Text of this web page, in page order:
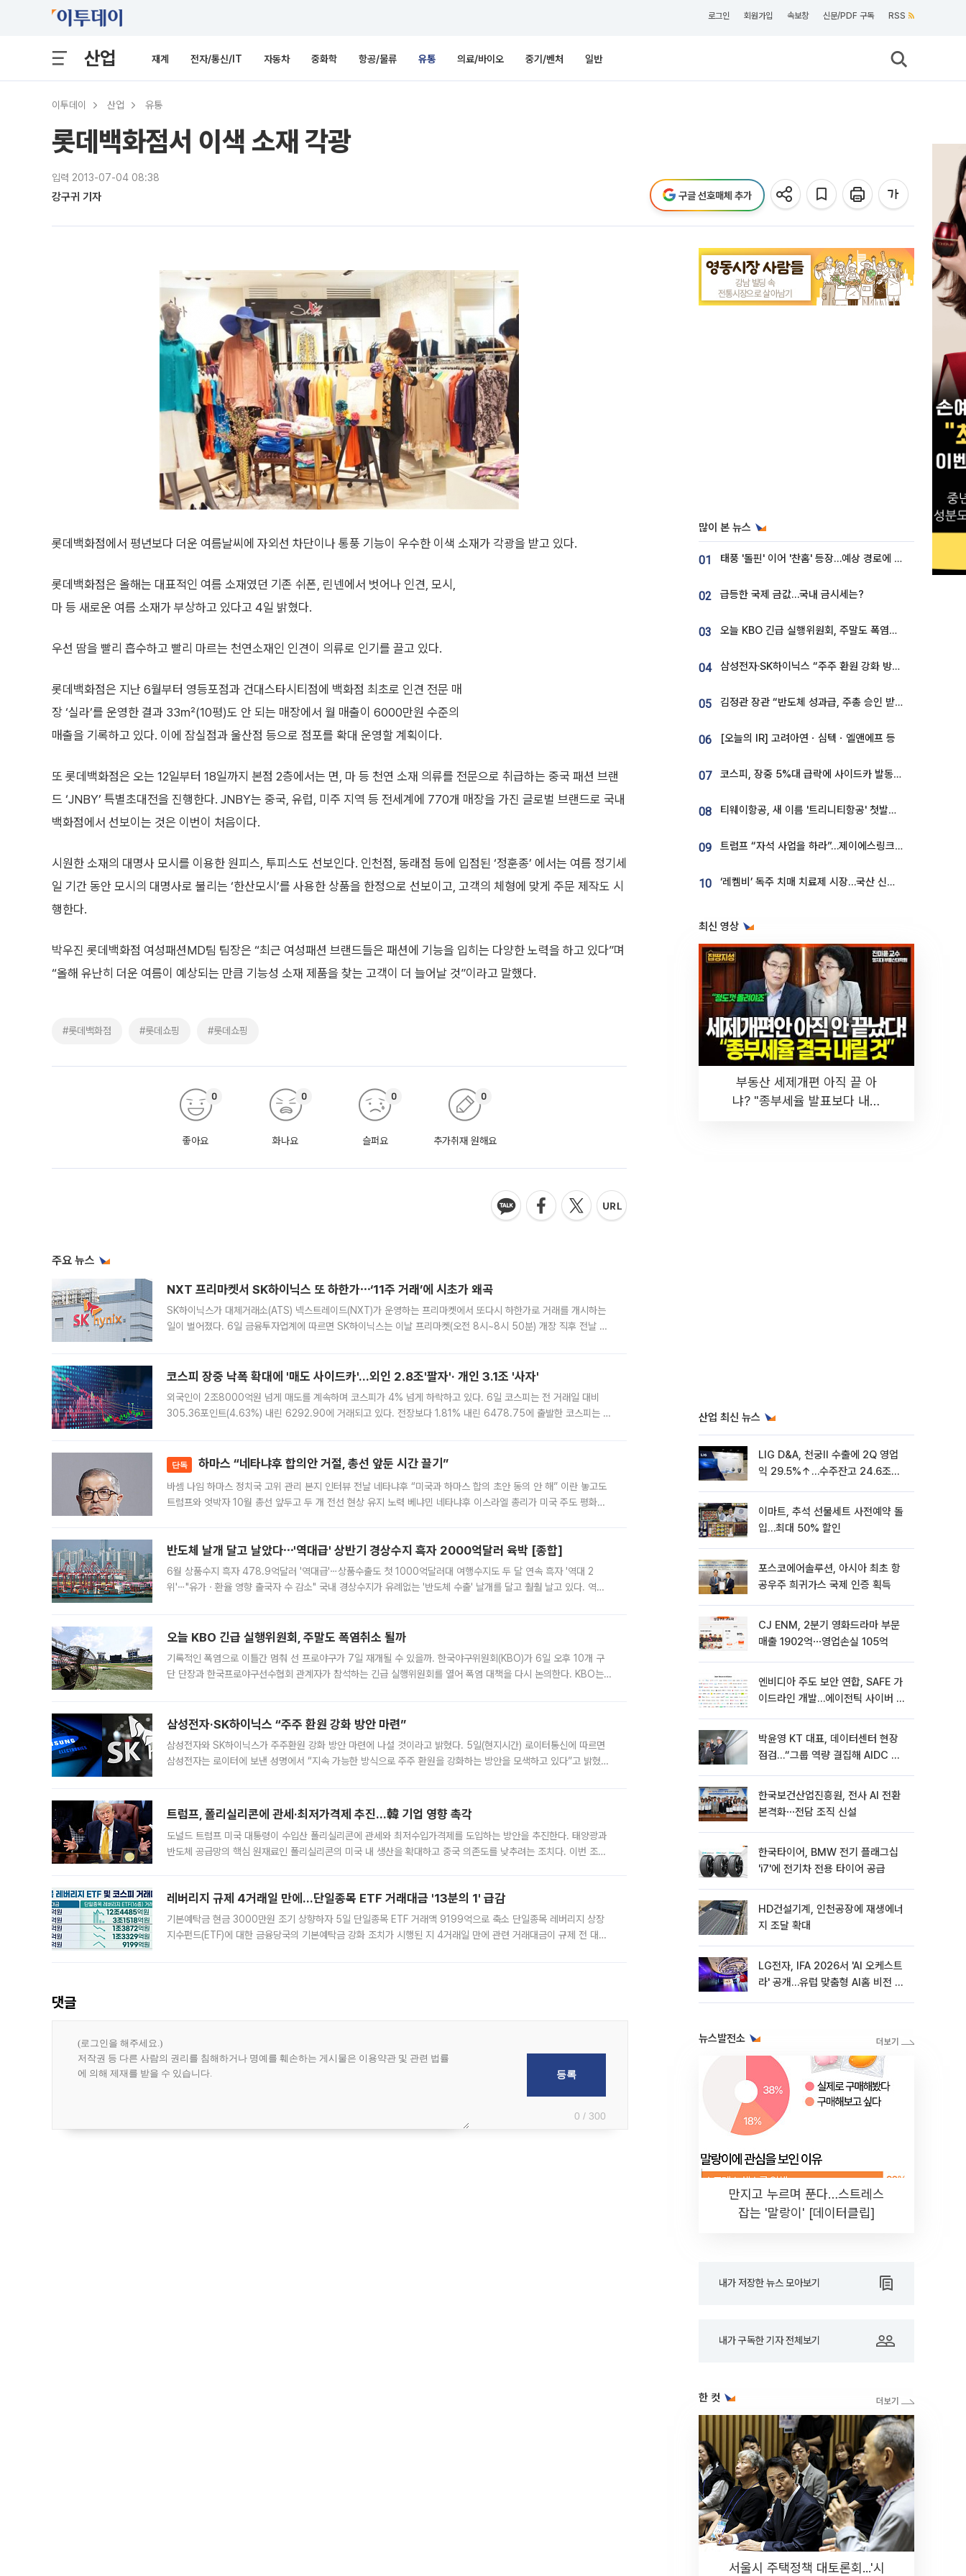
로그인 회원가입 속보창 신문/PDF 구독 RSS
산업 재계 전자/통신/IT 자동차 중화학 항공/물류 유통 의료/바이오 중기/벤처 일반
이투데이 산업 유통
롯데백화점서 이색 소재 각광
입력 2013-07-04 08:38
강구귀 기자 구글 선호매체 추가
롯데백화점에서 평년보다 더운 여름날씨에 자외선 차단이나 통풍 기능이 우수한 이색 소재가 각광을 받고 있다.
롯데백화점은 올해는 대표적인 여름 소재였던 기존 쉬폰, 린넨에서 벗어나 인견, 모시,
마 등 새로운 여름 소재가 부상하고 있다고 4일 밝혔다.
우선 땀을 빨리 흡수하고 빨리 마르는 천연소재인 인견이 의류로 인기를 끌고 있다.
롯데백화점은 지난 6월부터 영등포점과 건대스타시티점에 백화점 최초로 인견 전문 매
장 ‘실라’를 운영한 결과 33㎡(10평)도 안 되는 매장에서 월 매출이 6000만원 수준의
매출을 기록하고 있다. 이에 잠실점과 울산점 등으로 점포를 확대 운영할 계획이다.
또 롯데백화점은 오는 12일부터 18일까지 본점 2층에서는 면, 마 등 천연 소재 의류를 전문으로 취급하는 중국 패션 브랜
드 ‘JNBY’ 특별초대전을 진행한다. JNBY는 중국, 유럽, 미주 지역 등 전세계에 770개 매장을 가진 글로벌 브랜드로 국내
백화점에서 선보이는 것은 이번이 처음이다.
시원한 소재의 대명사 모시를 이용한 원피스, 투피스도 선보인다. 인천점, 동래점 등에 입점된 ‘정훈종’ 에서는 여름 정기세
일 기간 동안 모시의 대명사로 불리는 ‘한산모시’를 사용한 상품을 한정으로 선보이고, 고객의 체형에 맞게 주문 제작도 시
행한다.
박우진 롯데백화점 여성패션MD팀 팀장은 “최근 여성패션 브랜드들은 패션에 기능을 입히는 다양한 노력을 하고 있다”며
“올해 유난히 더운 여름이 예상되는 만큼 기능성 소재 제품을 찾는 고객이 더 늘어날 것”이라고 말했다.
#롯데백화점 #롯데쇼핑 #롯데쇼핑
좋아요
0
화나요
0
슬퍼요
0
추가취재 원해요
0
주요 뉴스
NXT 프리마켓서 SK하이닉스 또 하한가⋯‘11주 거래’에 시초가 왜곡
SK하이닉스가 대체거래소(ATS) 넥스트레이드(NXT)가 운영하는 프리마켓에서 또다시 하한가로 거래를 개시하는
일이 벌어졌다. 6일 금융투자업계에 따르면 SK하이닉스는 이날 프리마켓(오전 8시~8시 50분) 개장 직후 전날 정
코스피 장중 낙폭 확대에 '매도 사이드카'…외인 2.8조'팔자'· 개인 3.1조 '사자'
외국인이 2조8000억원 넘게 매도를 계속하며 코스피가 4% 넘게 하락하고 있다. 6일 코스피는 전 거래일 대비
305.36포인트(4.63%) 내린 6292.90에 거래되고 있다. 전장보다 1.81% 내린 6478.75에 출발한 코스피는 장
단독 하마스 “네타냐후 합의안 거절, 총선 앞둔 시간 끌기”
바셈 나임 하마스 정치국 고위 관리 본지 인터뷰 전날 네타냐후 “미국과 하마스 합의 초안 동의 안 해” 이란 놓고도
트럼프와 엇박자 10월 총선 앞두고 두 개 전선 현상 유지 노력 베냐민 네타냐후 이스라엘 총리가 미국 주도 평화위
반도체 날개 달고 날았다⋯'역대급' 상반기 경상수지 흑자 2000억달러 육박 [종합]
6월 상품수지 흑자 478.9억달러 '역대급'⋯상품수출도 첫 1000억달러대 여행수지도 두 달 연속 흑자 '역대 2
위'⋯"유가ㆍ환율 영향 출국자 수 감소" 국내 경상수지가 유례없는 '반도체 수출' 날개를 달고 훨훨 날고 있다. 역대
오늘 KBO 긴급 실행위원회, 주말도 폭염취소 될까
기록적인 폭염으로 이틀간 멈춰 선 프로야구가 7일 재개될 수 있을까. 한국야구위원회(KBO)가 6일 오후 10개 구
단 단장과 한국프로야구선수협회 관계자가 참석하는 긴급 실행위원회를 열어 폭염 대책을 다시 논의한다. KBO는
삼성전자·SK하이닉스 “주주 환원 강화 방안 마련”
삼성전자와 SK하이닉스가 주주환원 강화 방안 마련에 나설 것이라고 밝혔다. 5일(현지시간) 로이터통신에 따르면
삼성전자는 로이터에 보낸 성명에서 “지속 가능한 방식으로 주주 환원을 강화하는 방안을 모색하고 있다”고 밝혔다.
트럼프, 폴리실리콘에 관세·최저가격제 추진…韓 기업 영향 촉각
도널드 트럼프 미국 대통령이 수입산 폴리실리콘에 관세와 최저수입가격제를 도입하는 방안을 추진한다. 태양광과
반도체 공급망의 핵심 원재료인 폴리실리콘의 미국 내 생산을 확대하고 중국 의존도를 낮추려는 조치다. 이번 조처
레버리지 규제 4거래일 만에…단일종목 ETF 거래대금 '13분의 1' 급감
기본예탁금 현금 3000만원 조기 상향하자 5일 단일종목 ETF 거래액 9199억으로 축소 단일종목 레버리지 상장
지수펀드(ETF)에 대한 금융당국의 기본예탁금 강화 조치가 시행된 지 4거래일 만에 관련 거래대금이 규제 전 대비
댓글
0 / 300
많이 본 뉴스
01 태풍 '돌핀' 이어 '찬홈' 등장…예상 경로에 한국 '한숨'
02 급등한 국제 금값…국내 금시세는?
03 오늘 KBO 긴급 실행위원회, 주말도 폭염취소 될까
04 삼성전자·SK하이닉스 “주주 환원 강화 방안 마련”
05 김정관 장관 “반도체 성과급, 주총 승인 받도록”…상법·자본시장법 개정 시사
06 [오늘의 IR] 고려아연ㆍ심텍ㆍ엘앤에프 등
07 코스피, 장중 5%대 급락에 사이드카 발동…삼성·SK 동반 폭락
08 티웨이항공, 새 이름 '트리니티항공' 첫발…SSC 전략 본격화
09 트럼프 “자석 사업을 하라”…제이에스링크, 비중국 영구자석 공급망 구축 속도
10 ‘레켐비’ 독주 치매 치료제 시장…국산 신약 등장하나
최신 영상
부동산 세제개편 아직 끝 아
냐? "종부세율 발표보다 내릴
산업 최신 뉴스
LIG D&A, 천궁Ⅱ 수출에 2Q 영업
익 29.5%↑…수주잔고 24.6조
이마트, 추석 선물세트 사전예약 돌
입…최대 50% 할인
포스코에어솔루션, 아시아 최초 항
공우주 희귀가스 국제 인증 획득
CJ ENM, 2분기 영화드라마 부문
매출 1902억⋯영업손실 105억
엔비디아 주도 보안 연합, SAFE 가
이드라인 개발…에이전틱 사이버 보
박윤영 KT 대표, 데이터센터 현장
점검…“그룹 역량 결집해 AIDC 경
한국보건산업진흥원, 전사 AI 전환
본격화⋯전담 조직 신설
한국타이어, BMW 전기 플래그십
'i7'에 전기차 전용 타이어 공급
HD건설기계, 인천공장에 재생에너
지 조달 확대
LG전자, IFA 2026서 'AI 오케스트
라' 공개…유럽 맞춤형 AI홈 비전 제
뉴스발전소
만지고 누르며 푼다…스트레스
잡는 '말랑이' [데이터클립]
내가 저장한 뉴스 모아보기
내가 구독한 기자 전체보기
한 컷
서울시 주택정책 대토론회...'시